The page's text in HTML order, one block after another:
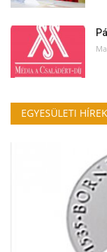
EGYESÜLETI HÍREK